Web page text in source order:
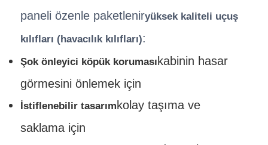
paneli özenle paketleniryüksek kaliteli uçuş
kılıfları (havacılık kılıfları):
Şok önleyici köpük koruması kabinin hasar
görmesini önlemek için
İstiflenebilir tasarım kolay taşıma ve
saklama için